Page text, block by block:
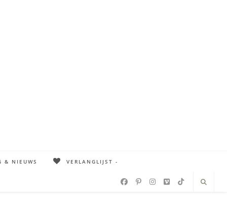
& NIEUWS VERLANGLIJST -